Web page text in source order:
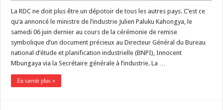
La RDC ne doit plus être un dépotoir de tous les autres pays. C’est ce
qu’a annoncé le ministre de l’industrie Julien Paluku Kahongya, le
samedi 06 juin dernier au cours de la cérémonie de remise
symbolique d’un document précieux au Directeur Général du Bureau
national d’étude et planification industrielle (BNPI), Innocent
Mbungaya via la Secrétaire générale à l’industrie. La …
En savoir plus »